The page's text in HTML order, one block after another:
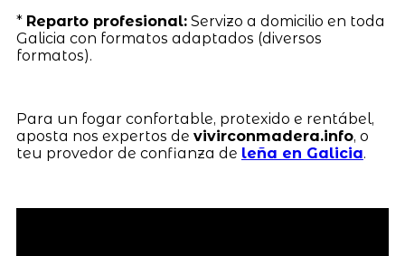
* Reparto profesional:Servizo a domicilio en toda
Galicia con formatos adaptados (diversos
formatos).
Para un fogar confortable, protexido e rentábel,
aposta nos expertos de vivirconmadera.info, o
teu provedor de confianza de leña en Galicia.